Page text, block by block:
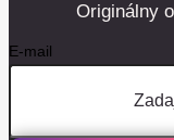
Originálny
E-mail